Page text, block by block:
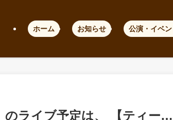
ホーム お知らせ 公演・イベン
のライブ予定は、 【ティー…